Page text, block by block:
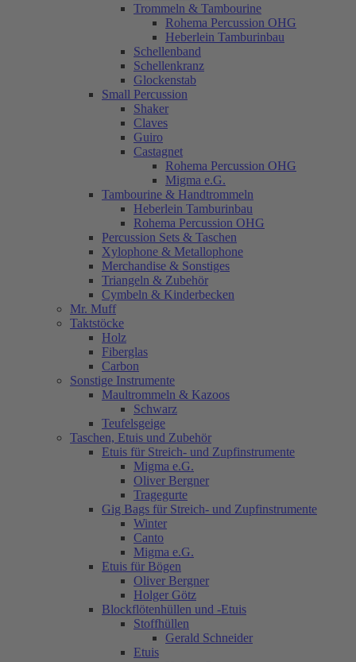
Trommeln & Tambourine
Rohema Percussion OHG
Heberlein Tamburinbau
Schellenband
Schellenkranz
Glockenstab
Small Percussion
Shaker
Claves
Guiro
Castagnet
Rohema Percussion OHG
Migma e.G.
Tambourine & Handtrommeln
Heberlein Tamburinbau
Rohema Percussion OHG
Percussion Sets & Taschen
Xylophone & Metallophone
Merchandise & Sonstiges
Triangeln & Zubehör
Cymbeln & Kinderbecken
Mr. Muff
Taktstöcke
Holz
Fiberglas
Carbon
Sonstige Instrumente
Maultrommeln & Kazoos
Schwarz
Teufelsgeige
Taschen, Etuis und Zubehör
Etuis für Streich- und Zupfinstrumente
Migma e.G.
Oliver Bergner
Tragegurte
Gig Bags für Streich- und Zupfinstrumente
Winter
Canto
Migma e.G.
Etuis für Bögen
Oliver Bergner
Holger Götz
Blockflötenhüllen und -Etuis
Stoffhüllen
Gerald Schneider
Etuis